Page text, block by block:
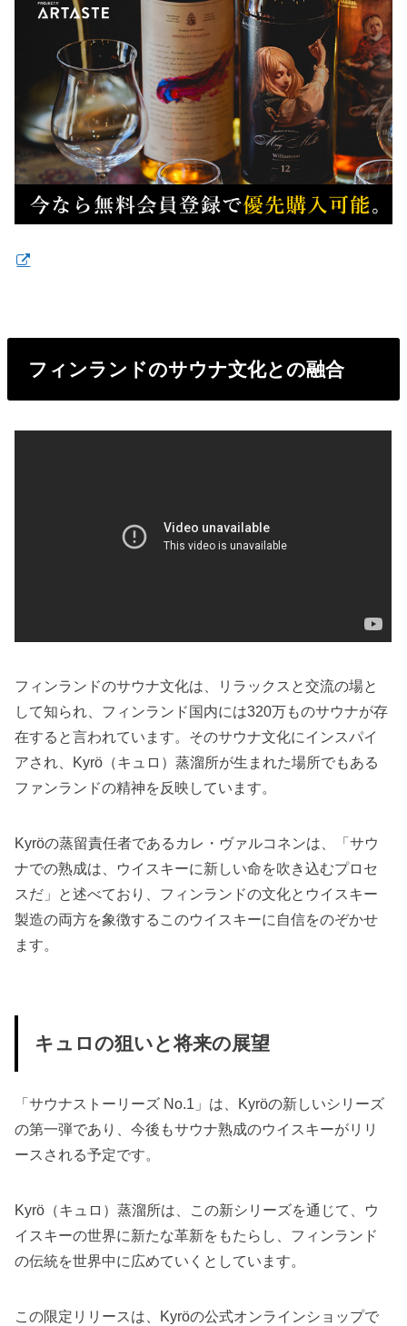
フィンランドのサウナ文化との融合
フィンランドのサウナ文化は、リラックスと交流の場と
して知られ、フィンランド国内には320万ものサウナが存
在すると言われています。そのサウナ文化にインスパイ
アされ、Kyrö（キュロ）蒸溜所が生まれた場所でもある
ファンランドの精神を反映しています。
Kyröの蒸留責任者であるカレ・ヴァルコネンは、「サウ
ナでの熟成は、ウイスキーに新しい命を吹き込むプロセ
スだ」と述べており、フィンランドの文化とウイスキー
製造の両方を象徴するこのウイスキーに自信をのぞかせ
ます。
キュロの狙いと将来の展望
「サウナストーリーズ No.1」は、Kyröの新しいシリーズ
の第一弾であり、今後もサウナ熟成のウイスキーがリリ
ースされる予定です。
Kyrö（キュロ）蒸溜所は、この新シリーズを通じて、ウ
イスキーの世界に新たな革新をもたらし、フィンランド
の伝統を世界中に広めていくとしています。
この限定リリースは、Kyröの公式オンラインショップで